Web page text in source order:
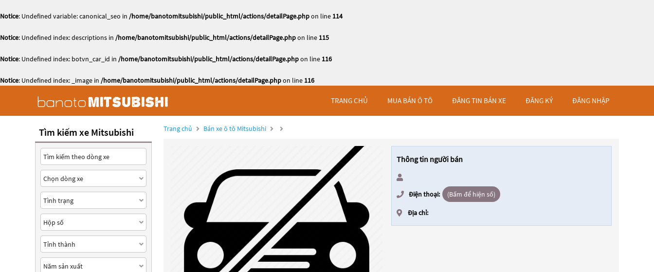
Notice: Undefined variable: canonical_seo in /home/banotomitsubishi/public_html/actions/detailPage.phpon line 114
Notice: Undefined index: descriptions in /home/banotomitsubishi/public_html/actions/detailPage.phpon line 115
Notice: Undefined index: botvn_car_id in /home/banotomitsubishi/public_html/actions/detailPage.phpon line 116
Notice: Undefined index: _image in /home/banotomitsubishi/public_html/actions/detailPage.phpon line 116
TRANG CHỦ MUA BÁN Ô TÔ ĐĂNG TIN BÁN XE ĐĂNG KÝ ĐĂNG NHẬP
Trang chủ Bán xe ô tô Mitsubishi
Thông tin người bán
Điện thoại: (Bấm để hiện số)
Địa chỉ:
Tìm kiếm xe Mitsubishi